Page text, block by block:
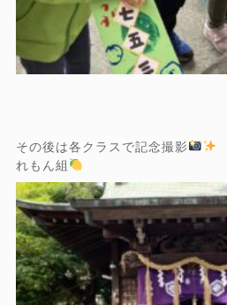
その後は各クラスで記念撮影
れもん組